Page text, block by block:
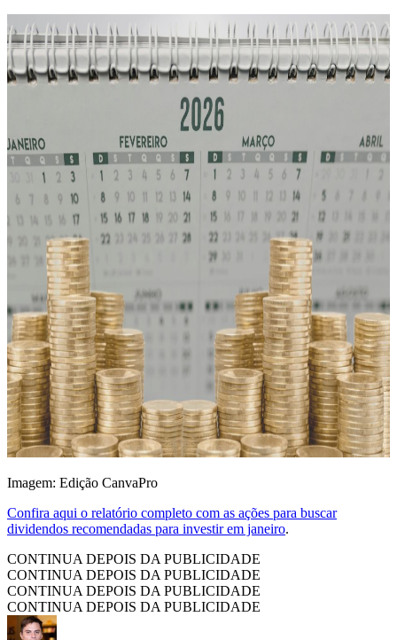
Imagem: Edição CanvaPro
Confira aqui o relatório completo com as ações para buscar
dividendos recomendadas para investir em janeiro.
CONTINUA DEPOIS DA PUBLICIDADE
CONTINUA DEPOIS DA PUBLICIDADE
CONTINUA DEPOIS DA PUBLICIDADE
CONTINUA DEPOIS DA PUBLICIDADE